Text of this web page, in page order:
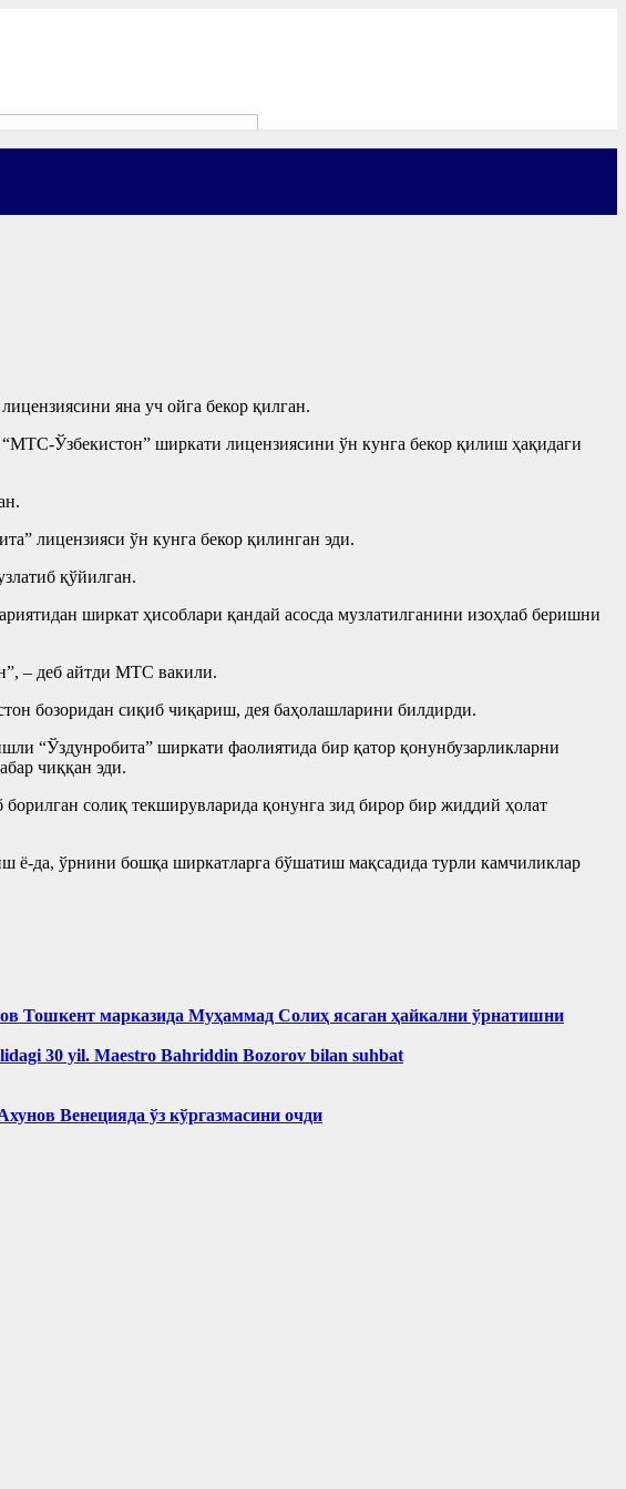
яна уч ойга бекор қилган.
Ўзбекистон” ширкати лицензиясини ўн кунга бекор қилиш ҳақидаги
лицензияси ўн кунга бекор қилинган эди.
қўйилган.
ширкат ҳисоблари қандай асосда музлатилганини изоҳлаб беришни
– деб айтди МТС вакили.
бозоридан сиқиб чиқариш, дея баҳолашларини билдирди.
“Ўздунробита” ширкати фаолиятида бир қатор қонунбузарликларни
чиққан эди.
солиқ текширувларида қонунга зид бирор бир жиддий ҳолат
ё-да, ўрнини бошқа ширкатларга бўшатиш мақсадида турли камчиликлар
Тошкент марказида Муҳаммад Солиҳ яcаган ҳайкални ўрнатишни
30 yil. Maestro Bahriddin Bozorov bilan suhbat
Венецияда ўз кўргазмасини очди